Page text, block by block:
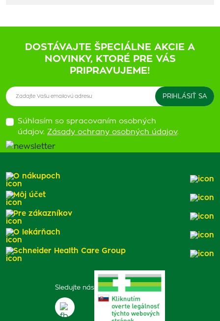
DOSTÁVAJTE ŠPECIÁLNE AKCIE A
NOVINKY, KTORÉ PRE VÁS
PRIPRAVUJEME!
Súhlasím so spracovaním osobných
údajov. Zásady ochrany osobných údajov.
Sledujte nás
O nákupoch
Môj účet
Pre zákazníkov
O lekárňach
Schneider Health Care Group